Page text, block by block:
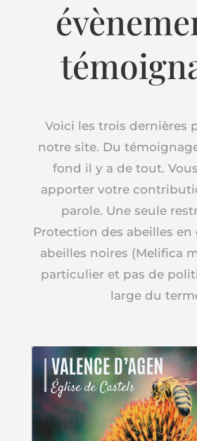
Voici les trois dernières
notre site. Du
fond il y a de tout.
apporter votre
parole. Une seule
Protection des abeilles en
abeilles noires (Melifica
particulier et pas de
large du